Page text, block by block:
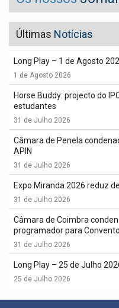
Últimas Notícias
Long Play – 1 de Agosto
1 de Agosto 2026
Horse Buddy: projecto do
estudantes
31 de Julho 2026
Câmara de Penela
APIN
31 de Julho 2026
Expo Miranda 2026 reduz
31 de Julho 2026
Câmara de Coimbra
programador para
31 de Julho 2026
Long Play – 25 de Julho
25 de Julho 2026